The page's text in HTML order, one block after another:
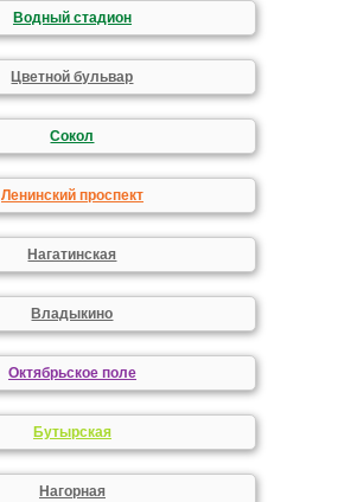
Водный стадион
Цветной бульвар
Сокол
Ленинский проспект
Нагатинская
Владыкино
Октябрьское поле
Бутырская
Нагорная